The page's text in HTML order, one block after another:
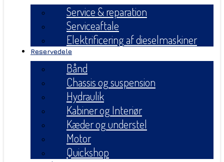
Service & reparation
Serviceaftale
Elektrificering af dieselmaskiner
Reservedele
Bånd
Chassis og suspension
Hydraulik
Kabiner og Interiør
Kæder og understel
Motor
Quickshop